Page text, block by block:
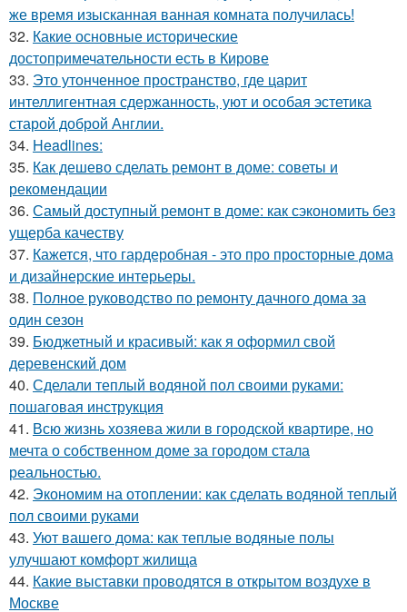
же время изысканная ванная комната получилась!
32. Какие основные исторические
достопримечательности есть в Кирове
33. Это утонченное пространство, где царит
интеллигентная сдержанность, уют и особая эстетика
старой доброй Англии.
34. Headlines:
35. Как дешево сделать ремонт в доме: советы и
рекомендации
36. Самый доступный ремонт в доме: как сэкономить без
ущерба качеству
37. Кажется, что гардеробная - это про просторные дома
и дизайнерские интерьеры.
38. Полное руководство по ремонту дачного дома за
один сезон
39. Бюджетный и красивый: как я оформил свой
деревенский дом
40. Сделали теплый водяной пол своими руками:
пошаговая инструкция
41. Всю жизнь хозяева жили в городской квартире, но
мечта о собственном доме за городом стала
реальностью.
42. Экономим на отоплении: как сделать водяной теплый
пол своими руками
43. Уют вашего дома: как теплые водяные полы
улучшают комфорт жилища
44. Какие выставки проводятся в открытом воздухе в
Москве